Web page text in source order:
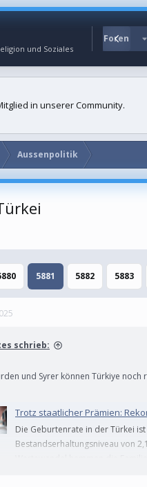
und Soziales
Foren
in unserer Community.
Aussenpolitik
5881 5882 5883
schrieb:
und Syrer können Türkiye
Trotz staatlicher Prämien:
Die Geburtenrate in der Türkei
Bestandserhaltungsniveau von
Wertewandel hemmen die